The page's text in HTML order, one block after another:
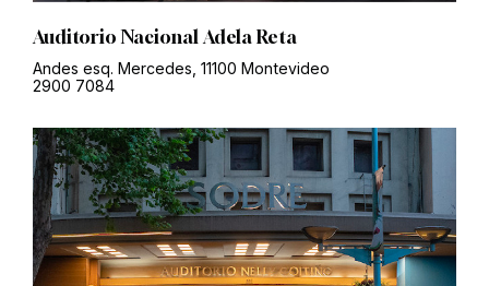
Auditorio Nacional Adela Reta
Andes esq. Mercedes, 11100 Montevideo
2900 7084